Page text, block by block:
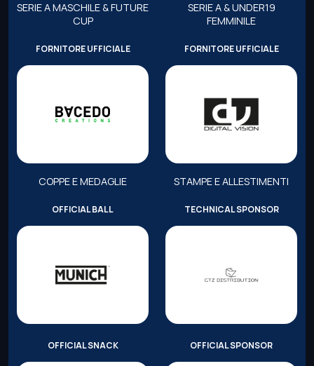
SERIE A MASCHILE & FUTURE
CUP
SERIE A & UNDER19
FEMMINILE
FORNITORE UFFICIALE
COPPE E MEDAGLIE
FORNITORE UFFICIALE
STAMPE E ALLESTIMENTI
OFFICIAL BALL TECHNICAL SPONSOR
OFFICIAL SNACK OFFICIAL SPONSOR